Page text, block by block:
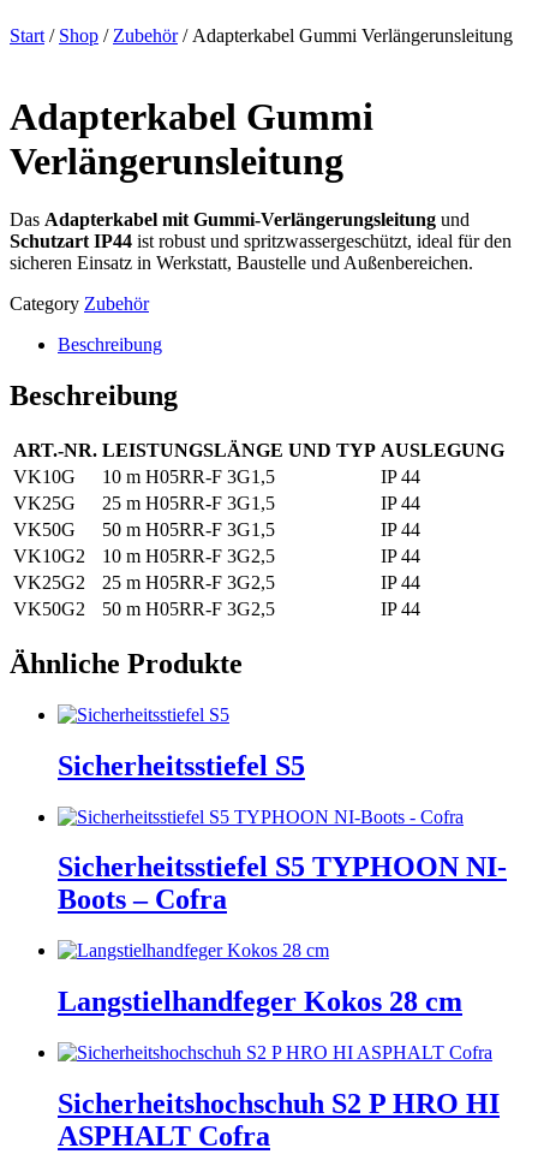
Start / Shop / Zubehör/ Adapterkabel Gummi Verlängerunsleitung
Adapterkabel Gummi
Verlängerunsleitung
Das Adapterkabel mit Gummi-Verlängerungsleitung und
Schutzart IP44 ist robust und spritzwassergeschützt, ideal für den
sicheren Einsatz in Werkstatt, Baustelle und Außenbereichen.
Category Zubehör
Beschreibung
Beschreibung
ART.-NR. LEISTUNGSLÄNGE UND TYP AUSLEGUNG
VK10G
10 m H05RR-F 3G1,5
IP 44
VK25G
25 m H05RR-F 3G1,5
IP 44
VK50G
50 m H05RR-F 3G1,5
IP 44
VK10G2
10 m H05RR-F 3G2,5
IP 44
VK25G2
25 m H05RR-F 3G2,5
IP 44
VK50G2
50 m H05RR-F 3G2,5 IP 44
Ähnliche Produkte
Sicherheitsstiefel S5
Sicherheitsstiefel S5 TYPHOON NI-
Boots – Cofra
Langstielhandfeger Kokos 28 cm
Sicherheitshochschuh S2 P HRO HI
ASPHALT Cofra